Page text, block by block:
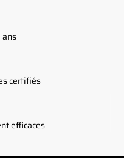
ans
certifiés
efficaces